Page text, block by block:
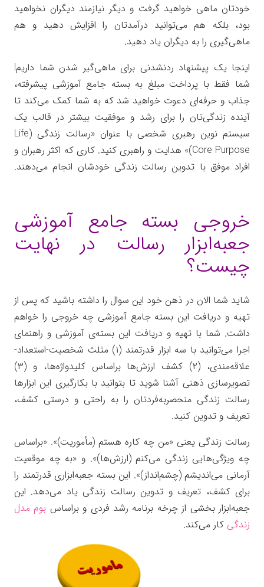
خودتان ماهی خواهید گرفت و دیگر نیازمند دیگران نخواهید
بود، بلکه هم می‌توانید درآمدتان را افزایش دهید و هم
ماهی‌گیری را به دیگران یاد دهید.
اینجا یک پیشنهاد ردنشدنی برای ماهی‌گیر شدن شما داریم!
شما فقط با پرداخت مبلغ به بسته جامع آموزشی پیشرفته،
جذاب و حرفه‌ای دعوت خواهید شد که به شما کمک می‌کند تا
آینده زندگی‌تان را برای رشد و موفقیت بیشتر در قالب یک
سیستم نوین رهبری شخصی با عنوان «رسالت زندگی (Life
Core Purpose)» هدایت و راهبری کنید. کاری که اکثر رهبران و
افراد موفق با تدوین رسالت زندگی خودشان انجام می‌دهند.
خروجی بسته جامع آموزشی
جعبه‌ابزار رسالت در نهایت
چیست؟
شاید شما الان در ذهن خود این سوال را داشته باشید که پس از
تهیه و دریافت این بسته جامع آموزشی چه خروجی را خواهم
داشت. شما با تهیه و دریافت این بسته‌ی آموزشی و راهنمای
اجرا می‌توانید با سه ابزار قدرتمند (۱) مثلث شخصیت-استعداد-
علاقه‌مندی، (۲) کشف ارزش‌ها براساس کلیدواژه‌ها، و (۳)
تصویرسازی ذهنی آشنا شوید تا بتوانید با بکارگیری این ابزارها
رسالت زندگی منحصربه‌فردتان را به راحتی و درستی کشف،
تعریف و تدوین کنید.
رسالت زندگی یعنی «من چه کاره هستم (مأموریت)». «براساس
چه ویژگی‌هایی زندگی می‌کنم (ارزش‌ها)». و «به چه موقعیت
آرمانی می‌اندیشم (چشم‌انداز)». این بسته جعبه‌ابزاری قدرتمند را
برای کشف، تعریف و تدوین رسالت زندگی یاد می‌دهد. این
جعبه‌ابزار بخشی از چرخه‌ برنامه رشد فردی و براساس بوم مدل
زندگی کار می‌کند.